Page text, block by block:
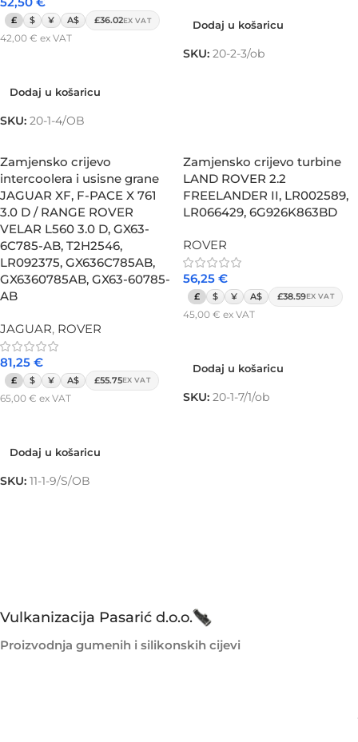
£ $ ¥ A$ £36.02EX VAT
42,00 € ex VAT
Dodaj u košaricu
SKU: 20-1-4/OB
Dodaj u košaricu
SKU: 20-2-3/ob
Zamjensko crijevo
intercoolera i usisne grane
JAGUAR XF, F-PACE X 761
3.0 D / RANGE ROVER
VELAR L560 3.0 D, GX63-
6C785-AB, T2H2546,
LR092375, GX636C785AB,
GX6360785AB, GX63-60785-
AB
JAGUAR, ROVER
81,25 €
£ $ ¥ A$ £55.75EX VAT
65,00 € ex VAT
Dodaj u košaricu
SKU: 11-1-9/S/OB
Zamjensko crijevo turbine
LAND ROVER 2.2
FREELANDER II, LR002589,
LR066429, 6G926K863BD
ROVER
56,25 €
£ $ ¥ A$ £38.59EX VAT
45,00 € ex VAT
Dodaj u košaricu
SKU: 20-1-7/1/ob
Vulkanizacija Pasarić d.o.o.
Proizvodnja gumenih i silikonskih cijevi